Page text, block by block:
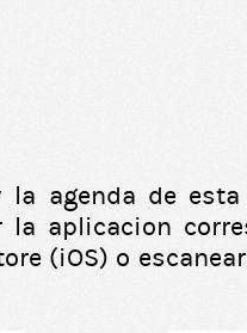
agenda de
la aplicacion
(iOS) o